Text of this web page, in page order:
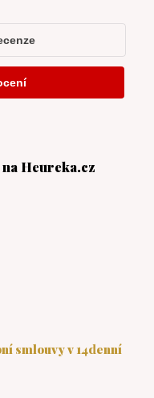
Heureka.cz
smlouvy v 14denní